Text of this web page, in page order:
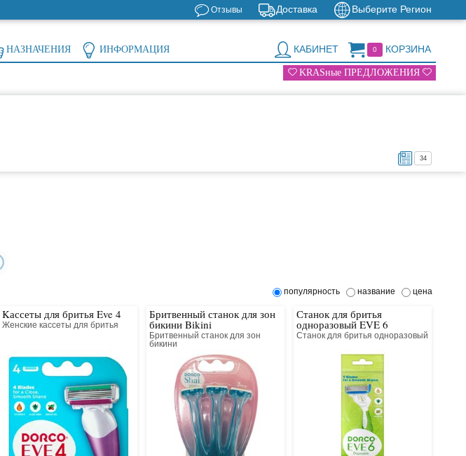
Выберите Регион
Доставка
Отзывы
0 КОРЗИНА
КАБИНЕТ
НАЗНАЧЕНИЯ ИНФОРМАЦИЯ
KRASные ПРЕДЛОЖЕНИЯ
34
популярность название цена
Kассеты для бритья Eve 4
Женские кассеты для бритья
Бритвенный станок для зон
бикини Bikini
Бритвенный станок для зон
бикини
Станок для бритья
одноразовый EVE 6
Disposable
Станок для бритья одноразовый